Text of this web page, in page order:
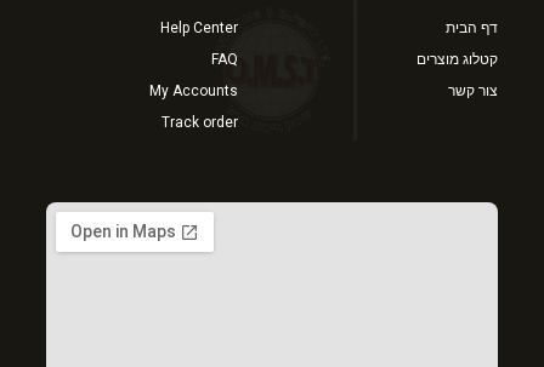
דף הבית
קטלוג מוצרים
צור קשר
Help Center
FAQ
My Accounts
Track order